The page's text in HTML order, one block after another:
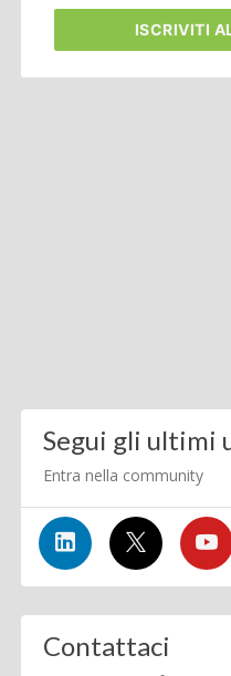
ISCRIVITI
Segui gli ultimi
Entra nella community
Contattaci